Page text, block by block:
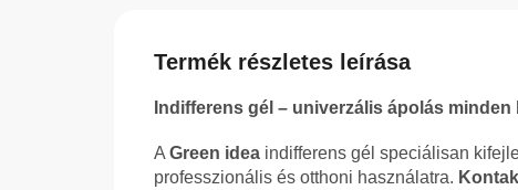
Termék részletes leírása
Indifferens gél – univerzális ápolás
A Green idea indifferens gél speciálisan
professzionális és otthoni használatra.